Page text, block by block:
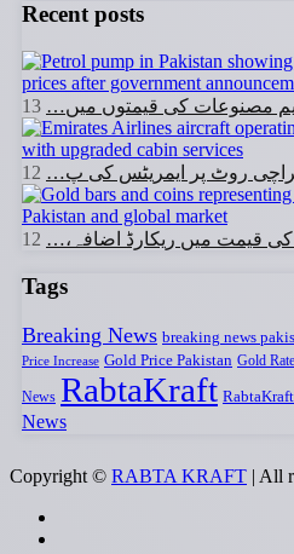
Recent posts
مصنوعات کی قیمتوں میں…
روٹ پر ایمریٹس کی پ…
قیمت میں ریکارڈ اضافہ،…
Tags
Breaking News breaking news
Price Increase Gold Price Pakistan Gold
News RabtaKraft
News
Copyright © RABTA KRAFT | All